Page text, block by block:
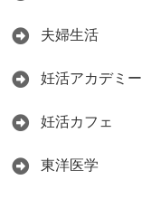
夫婦生活
妊活アカデミー
妊活カフェ
東洋医学